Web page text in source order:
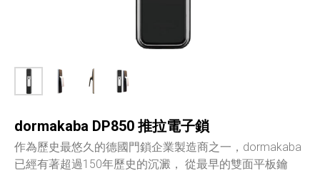
dormakaba DP850 推拉電子鎖
作為歷史最悠久的德國門鎖企業製造商之一，dormakaba
已經有著超過150年歷史的沉澱， 從最早的雙面平板鑰